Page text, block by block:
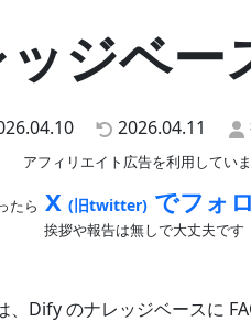
ジベー
2026.04.11
アフィリエイト広告を利用してい
たら X (旧twitter)でフォ
挨拶や報告は無しで大丈夫です
Dify のナレッジベースに